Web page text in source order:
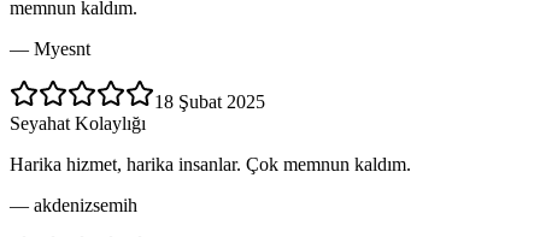
memnun kaldım.
— Myesnt
18 Şubat 2025
Seyahat Kolaylığı
Harika hizmet, harika insanlar. Çok memnun kaldım.
— akdenizsemih